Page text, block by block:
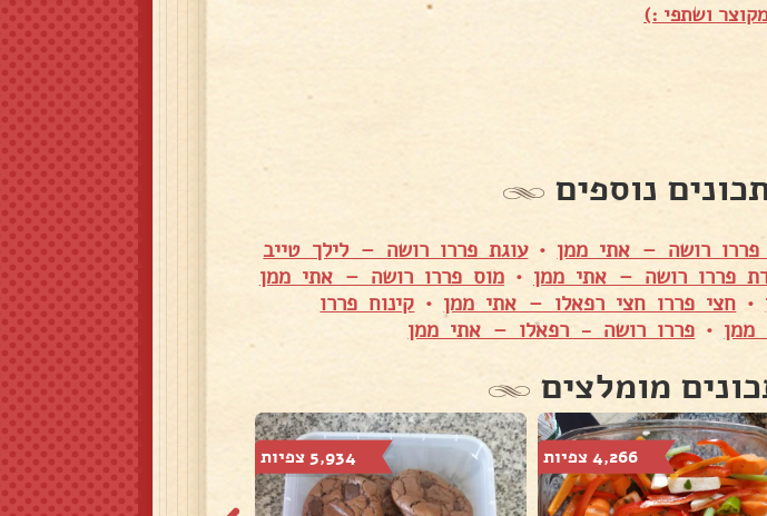
ושתפי :)
נוספים
פררו רושה – אתי ממן •עוגת פררו רושה – לילך טייב
פררו רושה – אתי ממן •מוס פררו רושה – אתי ממן
• חצי פררו חצי רפאלו – אתי ממן • קינוח פררו
ממן • פררו רושה - רפאלו – אתי ממן
מומלצים
4,266 צפיות 5,934 צפיות